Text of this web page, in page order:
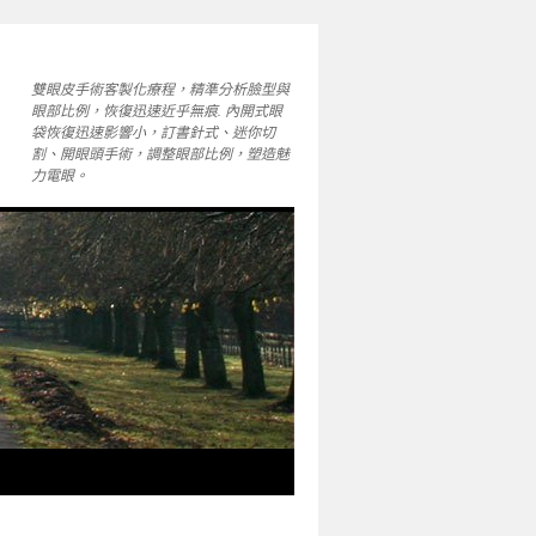
雙眼皮手術客製化療程，精準分析臉型與
眼部比例，恢復迅速近乎無痕. 內開式眼
袋恢復迅速影響小，訂書針式、迷你切
割、開眼頭手術，調整眼部比例，塑造魅
力電眼。